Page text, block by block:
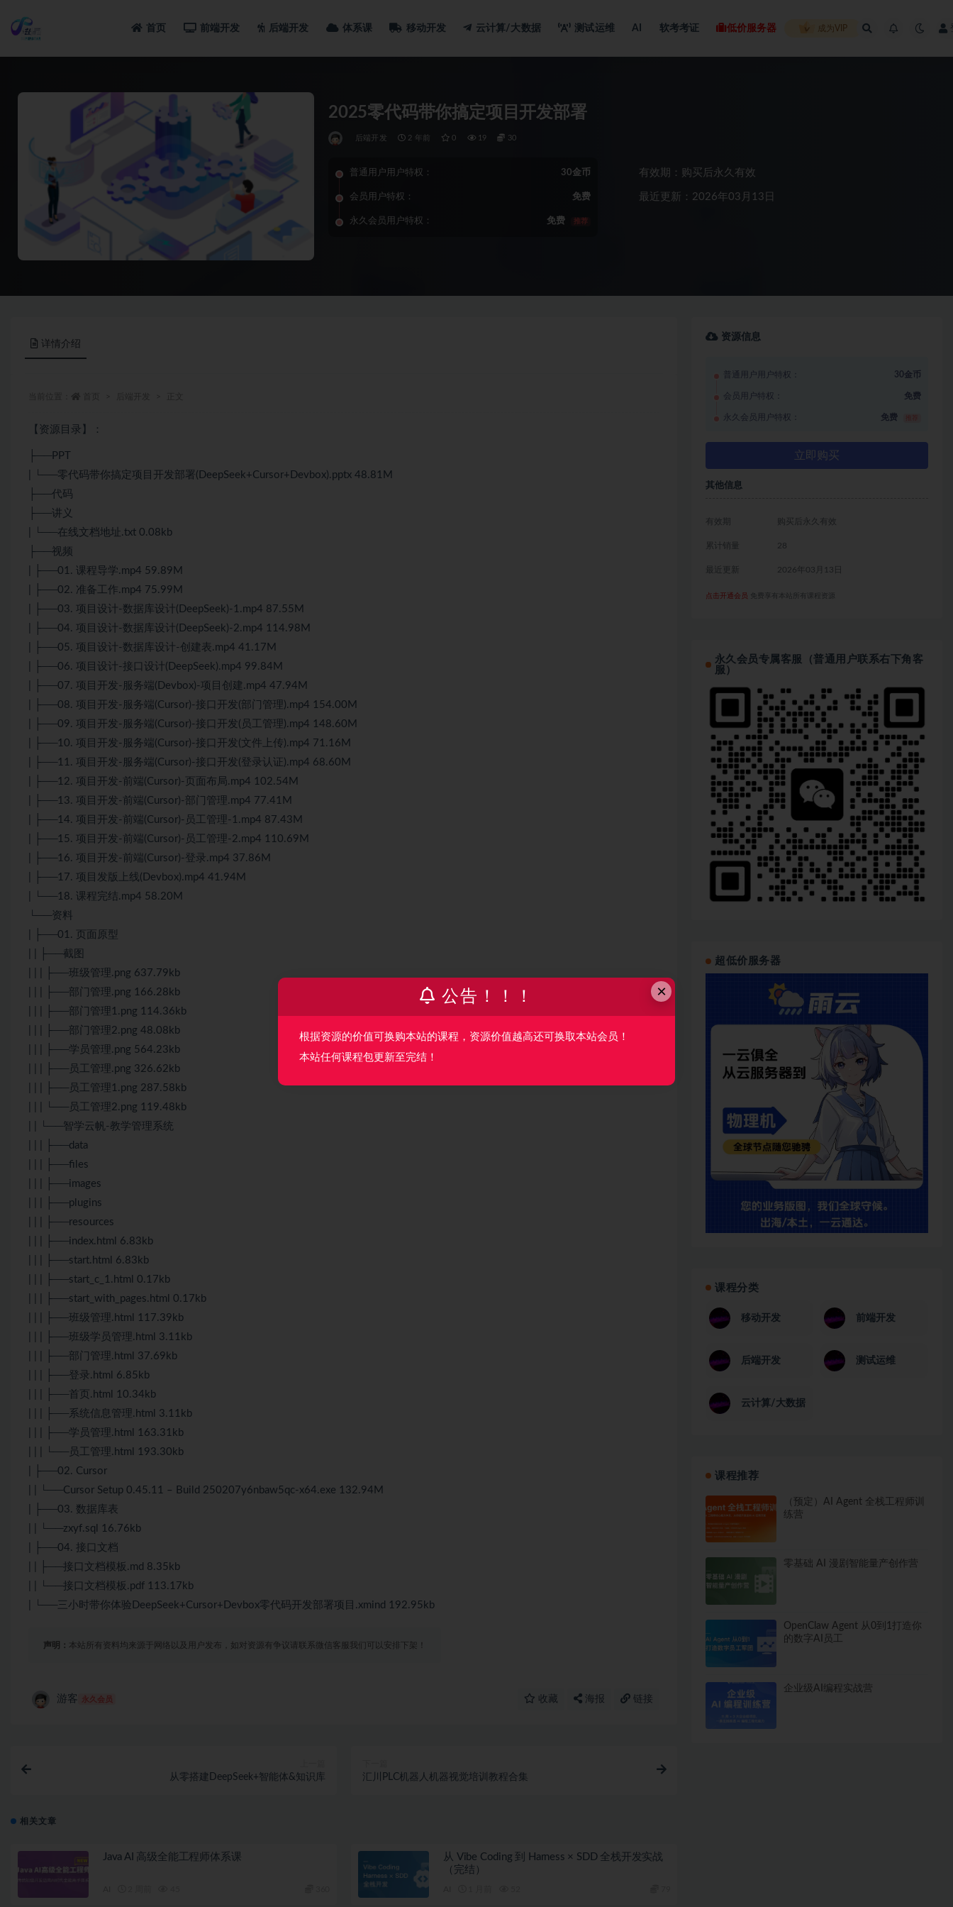
首页 前端开发 后端开发 体系课 移动开发 云计算/大数据 测试运维 AI 软考考证 低价服务器 成为VIP
2025零代码带你搞定项目开发部署
后端开发 2 年前 0 19 30
普通用户用户特权： 30金币
会员用户特权： 免费
永久会员用户特权： 免费 推荐
有效期：购买后永久有效
最近更新：2026年03月13日
详情介绍
【资源目录】：
├──PPT
| └──零代码带你搞定项目开发部署(DeepSeek+Cursor+Devbox).pptx 48.81M
├──代码
├──讲义
| └──在线文档地址.txt 0.08kb
├──视频
| ├──01. 课程导学.mp4 59.89M
| ├──02. 准备工作.mp4 75.99M
| ├──03. 项目设计-数据库设计(DeepSeek)-1.mp4 87.55M
| ├──04. 项目设计-数据库设计(DeepSeek)-2.mp4 114.98M
| ├──05. 项目设计-数据库设计-创建表.mp4 41.17M
| ├──06. 项目设计-接口设计(DeepSeek).mp4 99.84M
| ├──07. 项目开发-服务端(Devbox)-项目创建.mp4 47.94M
| ├──08. 项目开发-服务端(Cursor)-接口开发(部门管理).mp4 154.00M
| ├──09. 项目开发-服务端(Cursor)-接口开发(员工管理).mp4 148.60M
| ├──10. 项目开发-服务端(Cursor)-接口开发(文件上传).mp4 71.16M
| ├──11. 项目开发-服务端(Cursor)-接口开发(登录认证).mp4 68.60M
| ├──12. 项目开发-前端(Cursor)-页面布局.mp4 102.54M
| ├──13. 项目开发-前端(Cursor)-部门管理.mp4 77.41M
| ├──14. 项目开发-前端(Cursor)-员工管理-1.mp4 87.43M
| ├──15. 项目开发-前端(Cursor)-员工管理-2.mp4 110.69M
| ├──16. 项目开发-前端(Cursor)-登录.mp4 37.86M
| ├──17. 项目发版上线(Devbox).mp4 41.94M
| └──18. 课程完结.mp4 58.20M
└──资料
| ├──01. 页面原型
| | ├──截图
| | | ├──班级管理.png 637.79kb
| | | ├──部门管理.png 166.28kb
| | | ├──部门管理1.png 114.36kb
| | | ├──部门管理2.png 48.08kb
| | | ├──学员管理.png 564.23kb
| | | ├──员工管理.png 326.62kb
| | | ├──员工管理1.png 287.58kb
| | | └──员工管理2.png 119.48kb
| | └──智学云帆-教学管理系统
| | | ├──data
| | | ├──files
| | | ├──images
| | | ├──plugins
| | | ├──resources
| | | ├──index.html 6.83kb
| | | ├──start.html 6.83kb
| | | ├──start_c_1.html 0.17kb
| | | ├──start_with_pages.html 0.17kb
| | | ├──班级管理.html 117.39kb
| | | ├──班级学员管理.html 3.11kb
| | | ├──部门管理.html 37.69kb
| | | ├──登录.html 6.85kb
| | | ├──首页.html 10.34kb
| | | ├──系统信息管理.html 3.11kb
| | | ├──学员管理.html 163.31kb
| | | └──员工管理.html 193.30kb
| ├──02. Cursor
| | └──Cursor Setup 0.45.11 – Build 250207y6nbaw5qc-x64.exe 132.94M
| ├──03. 数据库表
| | └──zxyf.sql 16.76kb
| ├──04. 接口文档
| | ├──接口文档模板.md 8.35kb
| | └──接口文档模板.pdf 113.17kb
| └──三小时带你体验DeepSeek+Cursor+Devbox零代码开发部署项目.xmind 192.95kb
声明： 本站所有资料均来源于网络以及用户发布，如对资源有争议请联系微信客服我们可以安排下架！
游客 永久会员 收藏 海报 链接
从零搭建DeepSeek+智能体&知识库 汇川PLC机器人机器视觉培训教程合集
相关文章
Java AI 高级全能工程师体系课
从 Vibe Coding 到 Harness × SDD 全栈开发实战
（完结）
资源信息
普通用户用户特权： 30金币
会员用户特权： 免费
永久会员用户特权： 免费
立即购买
其他信息
有效期 购买后永久有效
累计销量 28
最近更新 2026年03月13日
点击开通会员 免费享有本站所有课程资源
永久会员专属客服（普通用户联系右下角客
服）
超低价服务器
课程分类
移动开发 前端开发
后端开发 测试运维
云计算/大数据
课程推荐
（预定）AI Agent 全栈工程师训
练营
零基础 AI 漫剧智能量产创作营
OpenClaw Agent 从0到1打造你
的数字AI员工
企业级AI编程实战营
×
公告！！！
根据资源的价值可换购本站的课程，资源价值越高还可换取本站会员！
本站任何课程包更新至完结！